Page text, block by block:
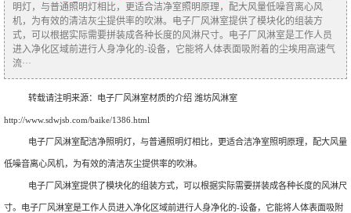
明灯，与普通照明灯相比，更适合洁净室照明原理，配大风量低噪音离心风
机，为有效的清洁灰尘提供率的吹淋。电子厂风淋室提供了模块化的组装方
式，可以根据实际需要拼装成各种长度的风淋尺寸。电子厂风淋室是工作人员
进入净化区域前进行人身净化的-设备，它能将人体表面吸附着的尘埃用高速气
流···
转载请注明来源： 电子厂风淋室材质的介绍 潍坊风淋室
http://www.sdwjsb.com/baike/1386.html
电子厂风淋室配洁净照明灯，与普通照明灯相比，更适合洁净室照明原理，配大风量
低噪音离心风机，为有效的清洁灰尘提供率的吹淋。
电子厂风淋室提供了模块化的组装方式，可以根据实际需要拼装成各种长度的风淋尺
寸。电子厂风淋室是工作人员进入净化区域前进行人身净化的-设备，它能将人体表面吸附